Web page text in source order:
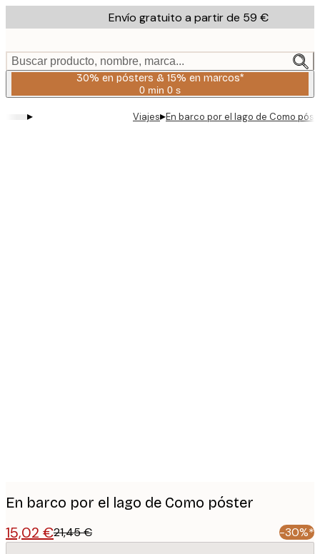
to
content.
Envío gratuito a partir de 59 €
Buscar producto, nombre, marca...
30% en pósters & 15% en marcos*
0 min 0 s
Válido
2026-
▸ Viajes▸En barco por el lago de Como
En barco por el lago de Como póster
15,02 €21,45 € -30%*